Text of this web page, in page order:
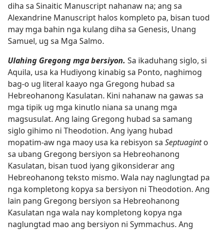
diha sa Sinaitic Manuscript nahanaw na; ang sa
Alexandrine Manuscript halos kompleto pa, bisan tuod
may mga bahin nga kulang diha sa Genesis, Unang
Samuel, ug sa Mga Salmo.
Ulahing Gregong mga bersiyon. Sa ikaduhang siglo, si
Aquila, usa ka Hudiyong kinabig sa Ponto, naghimog
bag-o ug literal kaayo nga Gregong hubad sa
Hebreohanong Kasulatan. Kini nahanaw na gawas sa
mga tipik ug mga kinutlo niana sa unang mga
magsusulat. Ang laing Gregong hubad sa samang
siglo gihimo ni Theodotion. Ang iyang hubad
mopatim-aw nga maoy usa ka rebisyon sa Septuaginto
sa ubang Gregong bersiyon sa Hebreohanong
Kasulatan, bisan tuod iyang gikonsiderar ang
Hebreohanong teksto mismo. Wala nay naglungtad pa
nga kompletong kopya sa bersiyon ni Theodotion. Ang
lain pang Gregong bersiyon sa Hebreohanong
Kasulatan nga wala nay kompletong kopya nga
naglungtad mao ang bersiyon ni Symmachus. Ang